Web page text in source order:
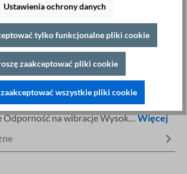
+49 421 277 9999
Drukuj
cechy Łatwy montaż Wytrzymała
Odporność na warunki
Odporność na wibracje Wysok…Więcej
Ustawienia ochrony danych
tylko funkcjonalne pliki cookie
zaakceptować pliki cookie
zaakceptować wszystkie pliki cookie